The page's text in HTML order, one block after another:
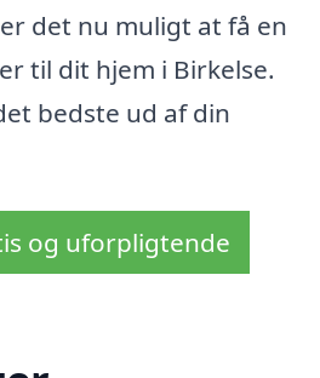
det nu muligt at få en
til dit hjem i Birkelse.
bedste ud af din
og uforpligtende